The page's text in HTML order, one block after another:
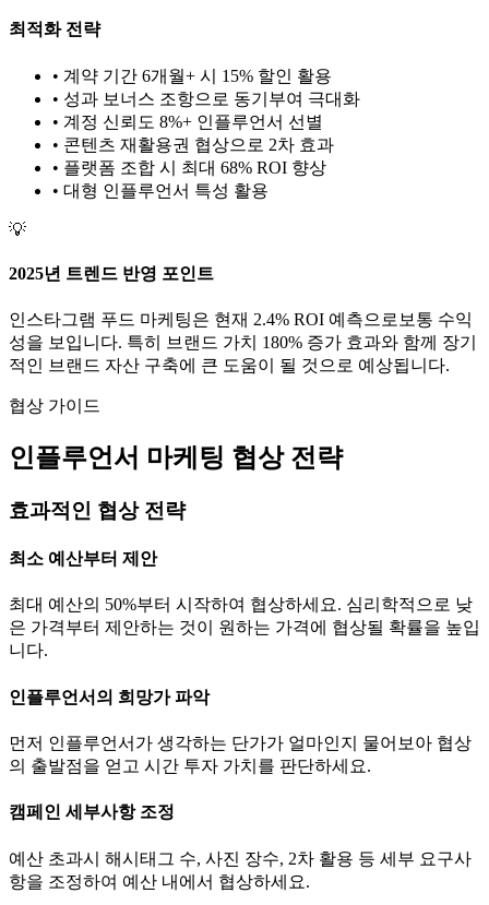
최적화 전략
• 계약 기간 6개월+ 시 15% 할인 활용
• 성과 보너스 조항으로 동기부여 극대화
• 계정 신뢰도 8%+ 인플루언서 선별
• 콘텐츠 재활용권 협상으로 2차 효과
• 플랫폼 조합 시 최대 68% ROI 향상
• 대형 인플루언서 특성 활용
💡
2025년 트렌드 반영 포인트
인스타그램 푸드 마케팅은 현재 2.4% ROI 예측으로 보통 수익
성을 보입니다. 특히 브랜드 가치
180% 증가 효과와 함께 장기
적인 브랜드 자산 구축에 큰 도움이 될 것으로 예상됩니다.
협상 가이드
인플루언서 마케팅 협상 전략
효과적인 협상 전략
최소 예산부터 제안
최대 예산의 50%부터 시작하여 협상하세요. 심리학적으로 낮
은 가격부터 제안하는 것이 원하는 가격에 협상될 확률을 높입
니다.
인플루언서의 희망가 파악
먼저 인플루언서가 생각하는 단가가 얼마인지 물어보아 협상
의 출발점을 얻고 시간 투자 가치를 판단하세요.
캠페인 세부사항 조정
예산 초과시 해시태그 수, 사진 장수, 2차 활용 등 세부 요구사
항을 조정하여 예산 내에서 협상하세요.